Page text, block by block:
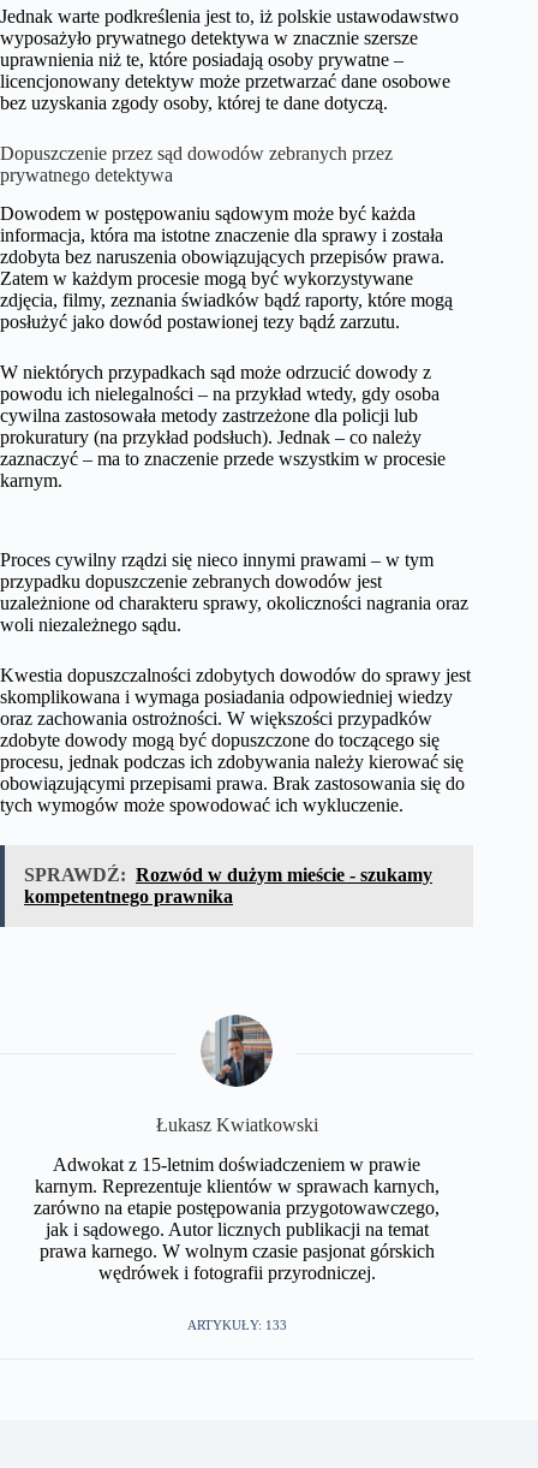
Jednak warte podkreślenia jest to, iż polskie ustawodawstwo
wyposażyło prywatnego detektywa w znacznie szersze
uprawnienia niż te, które posiadają osoby prywatne –
licencjonowany detektyw może przetwarzać dane osobowe
bez uzyskania zgody osoby, której te dane dotyczą.
Dopuszczenie przez sąd dowodów zebranych przez
prywatnego detektywa
Dowodem w postępowaniu sądowym może być każda
informacja, która ma istotne znaczenie dla sprawy i została
zdobyta bez naruszenia obowiązujących przepisów prawa.
Zatem w każdym procesie mogą być wykorzystywane
zdjęcia, filmy, zeznania świadków bądź raporty, które mogą
posłużyć jako dowód postawionej tezy bądź zarzutu.
W niektórych przypadkach sąd może odrzucić dowody z
powodu ich nielegalności – na przykład wtedy, gdy osoba
cywilna zastosowała metody zastrzeżone dla policji lub
prokuratury (na przykład podsłuch). Jednak – co należy
zaznaczyć – ma to znaczenie przede wszystkim w procesie
karnym.
Proces cywilny rządzi się nieco innymi prawami – w tym
przypadku dopuszczenie zebranych dowodów jest
uzależnione od charakteru sprawy, okoliczności nagrania oraz
woli niezależnego sądu.
Kwestia dopuszczalności zdobytych dowodów do sprawy jest
skomplikowana i wymaga posiadania odpowiedniej wiedzy
oraz zachowania ostrożności. W większości przypadków
zdobyte dowody mogą być dopuszczone do toczącego się
procesu, jednak podczas ich zdobywania należy kierować się
obowiązującymi przepisami prawa. Brak zastosowania się do
tych wymogów może spowodować ich wykluczenie.
SPRAWDŹ: Rozwód w dużym mieście - szukamy
kompetentnego prawnika
​Łukasz Kwiatkowski
Adwokat z 15-letnim doświadczeniem w prawie
karnym. Reprezentuje klientów w sprawach karnych,
zarówno na etapie postępowania przygotowawczego,
jak i sądowego. Autor licznych publikacji na temat
prawa karnego. W wolnym czasie pasjonat górskich
wędrówek i fotografii przyrodniczej.​
ARTYKUŁY: 133